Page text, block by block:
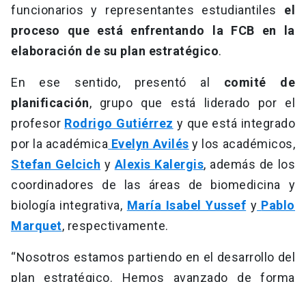
funcionarios y representantes estudiantiles el
proceso que está enfrentando la FCB en la
elaboración de su plan estratégico.
En ese sentido, presentó al comité de
planificación, grupo que está liderado por el
profesor Rodrigo Gutiérrez y que está integrado
por la académica Evelyn Avilés y los académicos,
Stefan Gelcich yAlexis Kalergis, además de los
coordinadores de las áreas de biomedicina y
biología integrativa, María Isabel Yussef y Pablo
Marquet, respectivamente.
“Nosotros estamos partiendo en el desarrollo del
plan estratégico. Hemos avanzado de forma